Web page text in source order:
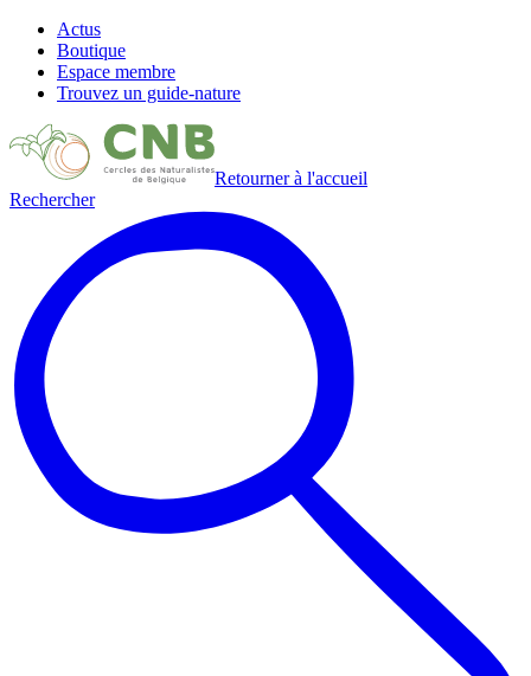
Actus
Boutique
Espace membre
Trouvez un guide-nature
Retourner à l'accueil
Rechercher